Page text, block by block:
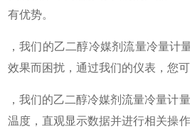
有优势。
，我们的乙二醇冷媒剂流量冷量
效果而困扰，通过我们的仪表，您
，我们的乙二醇冷媒剂流量冷量计
温度，直观显示数据并进行相关操